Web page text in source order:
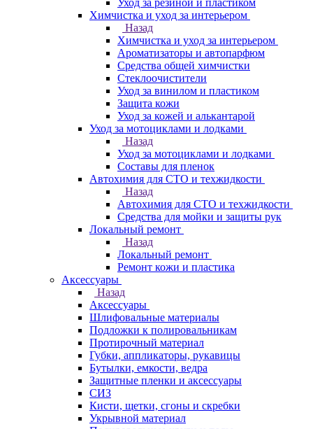
Уход за резиной и пластиком
Химчистка и уход за интерьером
Назад
Химчистка и уход за интерьером
Ароматизаторы и автопарфюм
Средства общей химчистки
Стеклоочистители
Уход за винилом и пластиком
Защита кожи
Уход за кожей и алькантарой
Уход за мотоциклами и лодками
Назад
Уход за мотоциклами и лодками
Составы для пленок
Автохимия для СТО и техжидкости
Назад
Автохимия для СТО и техжидкости
Средства для мойки и защиты рук
Локальный ремонт
Назад
Локальный ремонт
Ремонт кожи и пластика
Аксессуары
Назад
Аксессуары
Шлифовальные материалы
Подложки к полировальникам
Протирочный материал
Губки, аппликаторы, рукавицы
Бутылки, емкости, ведра
Защитные пленки и аксессуары
СИЗ
Кисти, щетки, сгоны и скребки
Укрывной материал